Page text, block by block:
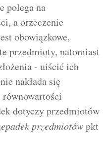
polega na
a orzeczenie
obowiązkowe,
przedmioty, natomiast
- uiścić ich
nakłada się
dotyczy przedmiotów
przedmiotówpkt